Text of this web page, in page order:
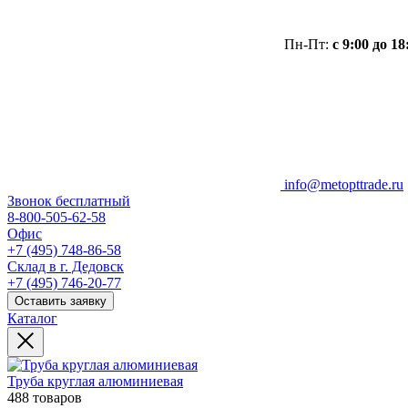
Пн-Пт: с 9:00 до
info@metopttrade.ru
Звонок бесплатный
8-800-505-62-58
Офис
+7 (495) 748-86-58
Склад в г. Дедовск
+7 (495) 746-20-77
Оставить заявку
Каталог
Труба круглая алюминиевая
488 товаров